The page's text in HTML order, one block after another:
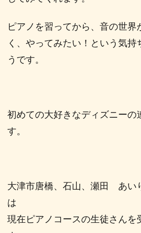
ピアノを習ってから、音の世界
く、やってみたい！という気持
うです。
初めての大好きなディズニーの
す。
大津市唐橋、石山、瀬田 あい
は
現在ピアノコースの生徒さんを